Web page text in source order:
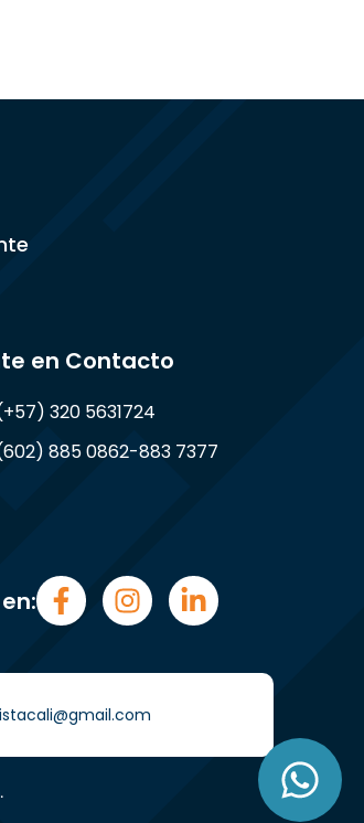
en Contacto
320 5631724
885 0862-883 7377